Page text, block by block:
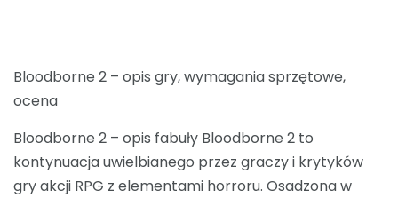
Bloodborne 2 – opis gry, wymagania sprzętowe,
ocena
Bloodborne 2 – opis fabuły Bloodborne 2 to
kontynuacja uwielbianego przez graczy i krytyków
gry akcji RPG z elementami horroru. Osadzona w